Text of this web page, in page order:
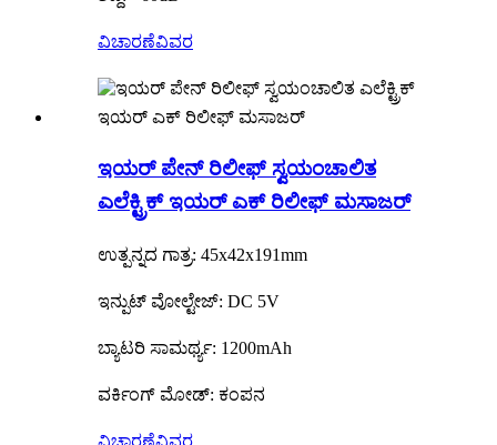
ವಿಚಾರಣೆವಿವರ
ಇಯರ್ ಪೇನ್ ರಿಲೀಫ್ ಸ್ವಯಂಚಾಲಿತ
ಎಲೆಕ್ಟ್ರಿಕ್ ಇಯರ್ ಎಕ್ ರಿಲೀಫ್ ಮಸಾಜರ್
ಉತ್ಪನ್ನದ ಗಾತ್ರ: 45x42x191mm
ಇನ್ಪುಟ್ ವೋಲ್ಟೇಜ್: DC 5V
ಬ್ಯಾಟರಿ ಸಾಮರ್ಥ್ಯ: 1200mAh
ವರ್ಕಿಂಗ್ ಮೋಡ್: ಕಂಪನ
ವಿಚಾರಣೆವಿವರ